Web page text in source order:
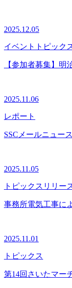
2025.12.05
イベント トピック
【参加者募集】明
2025.11.06
レポート
SSCメールニュー
2025.11.05
トピックス リリー
事務所電気工事に
2025.11.01
トピックス
第14回さいたマー